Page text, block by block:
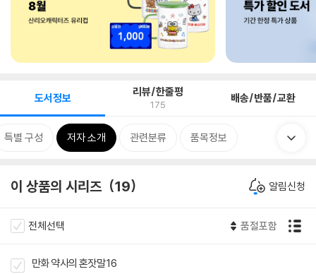
도서정보 리뷰/한줄평
175 배송/반품/교환
특별 구성 저자 소개 관련분류 품목정보
이 상품의 시리즈 19 알림신청
전체선택 품절포함
만화 약사의 혼잣말 16